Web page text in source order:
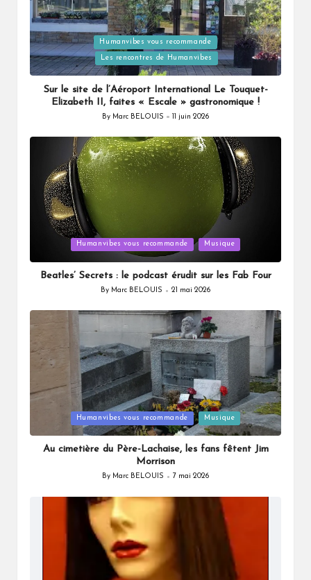
Posted
in
Humanvibes vous recommande
Les rencontres de Humanvibes
Sur le site de l’Aéroport International Le Touquet-
Elizabeth II, faites « Escale » gastronomique !
Posted
By Marc BELOUIS 11 juin 2026
Humanvibes vous recommande Musique
Beatles’ Secrets : le podcast érudit sur les Fab Four
Posted
By Marc BELOUIS 21 mai 2026
Humanvibes vous recommande Musique
Au cimetière du Père-Lachaise, les fans fêtent Jim
Morrison
Posted
By Marc BELOUIS 7 mai 2026